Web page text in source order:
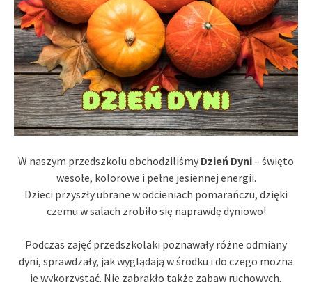
W naszym przedszkolu obchodziliśmy Dzień Dyni– święto
wesołe, kolorowe i pełne jesiennej energii.
Dzieci przyszły ubrane w odcieniach pomarańczu, dzięki
czemu w salach zrobiło się naprawdę dyniowo!
Podczas zajęć przedszkolaki poznawały różne odmiany
dyni, sprawdzały, jak wyglądają w środku i do czego można
je wykorzystać. Nie zabrakło także zabaw ruchowych,